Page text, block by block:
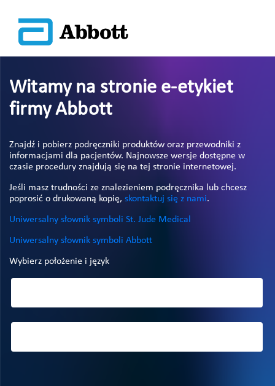
Witamy na stronie e-etykiet
firmy Abbott
Znajdź i pobierz podręczniki produktów oraz przewodniki z
informacjami dla pacjentów. Najnowsze wersje dostępne w
czasie procedury znajdują się na tej stronie internetowej.
Jeśli masz trudności ze znalezieniem podręcznika lub chcesz
poprosić o drukowaną kopię, skontaktuj się z nami.
Uniwersalny słownik symboli St. Jude Medical
Uniwersalny słownik symboli Abbott
Wybierz położenie i język